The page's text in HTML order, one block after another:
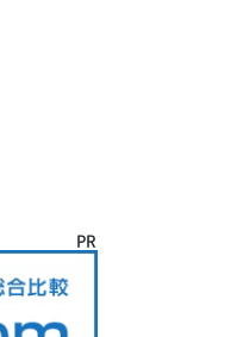
PR